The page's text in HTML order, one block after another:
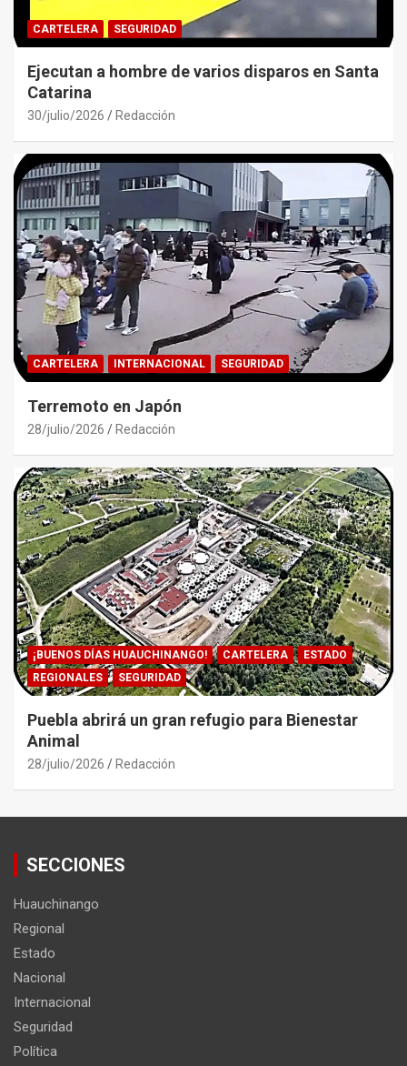
CARTELERA SEGURIDAD
Ejecutan a hombre de varios disparos en Santa
Catarina
30/julio/2026 Redacción
CARTELERA INTERNACIONAL SEGURIDAD
Terremoto en Japón
28/julio/2026 Redacción
¡BUENOS DÍAS HUAUCHINANGO! CARTELERA
ESTADO
REGIONALES
SEGURIDAD
Puebla abrirá un gran refugio para Bienestar
Animal
28/julio/2026 Redacción
SECCIONES
Huauchinango
Regional
Estado
Nacional
Internacional
Seguridad
Política